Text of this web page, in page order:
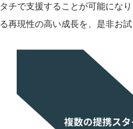
タチで支援することが可能にな
る再現性の高い成長を、是非お試